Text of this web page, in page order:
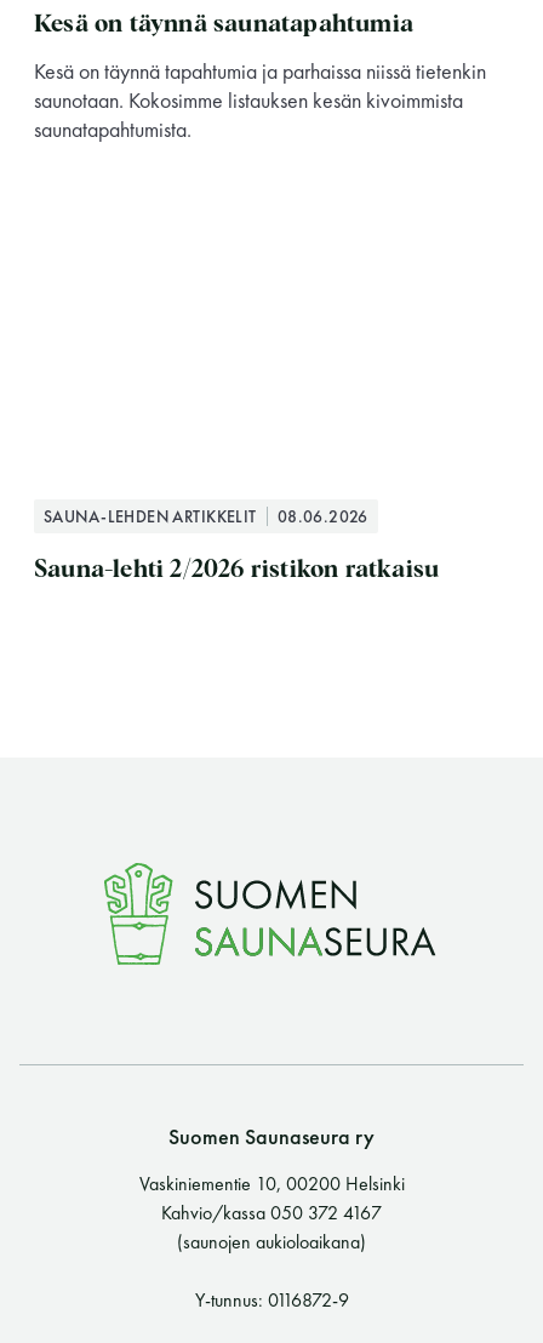
Kesä on täynnä saunatapahtumia
Kesä on täynnä tapahtumia ja parhaissa niissä tietenkin
saunotaan. Kokosimme listauksen kesän kivoimmista
saunatapahtumista.
SAUNA-LEHDEN ARTIKKELIT 08.06.2026
Sauna-lehti 2/2026 ristikon ratkaisu
Suomen Saunaseura ry
Vaskiniementie 10, 00200 Helsinki
Kahvio/kassa 050 372 4167
(saunojen aukioloaikana)
Y-tunnus: 0116872-9